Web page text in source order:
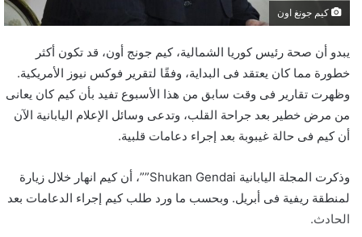
كيم جونغ اون
يبدو أن صحة رئيس كوريا الشمالية، كيم جونج أون، قد تكون أكثر
خطورة مما كان يعتقد فى البداية، وفقًا لتقرير فوكس نيوز الأمريكية.
وظهرت تقارير فى وقت سابق من هذا الأسبوع تفيد بأن كيم كان يعانى
من مرض خطير بعد جراحة القلب، وتدعى وسائل الإعلام اليابانية الآن
أن كيم فى حالة غيبوبة بعد إجراء دعامات قلبية.
وذكرت المجلة اليابانية Shukan Gendai””، أن كيم انهار خلال زيارة
لمنطقة ريفية فى أبريل. وبحسب ما ورد طلب كيم إجراء الدعامات بعد
الحادث.